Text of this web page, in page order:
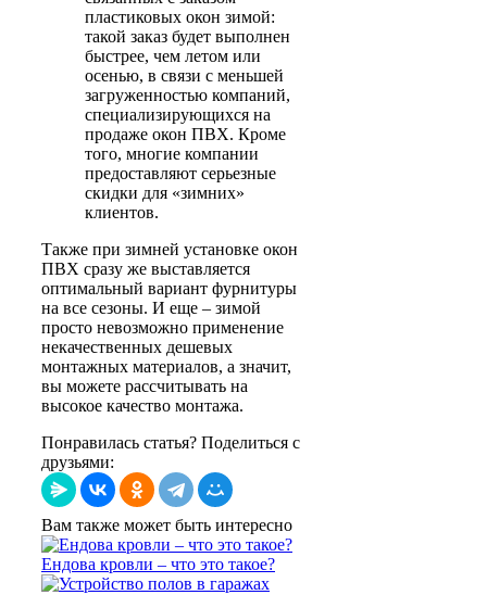
пластиковых окон зимой:
такой заказ будет выполнен
быстрее, чем летом или
осенью, в связи с меньшей
загруженностью компаний,
специализирующихся на
продаже окон ПВХ. Кроме
того, многие компании
предоставляют серьезные
скидки для «зимних»
клиентов.
Также при зимней установке окон
ПВХ сразу же выставляется
оптимальный вариант фурнитуры
на все сезоны. И еще – зимой
просто невозможно применение
некачественных дешевых
монтажных материалов, а значит,
вы можете рассчитывать на
высокое качество монтажа.
Понравилась статья? Поделиться с
друзьями:
Вам также может быть интересно
Ендова кровли – что это такое?